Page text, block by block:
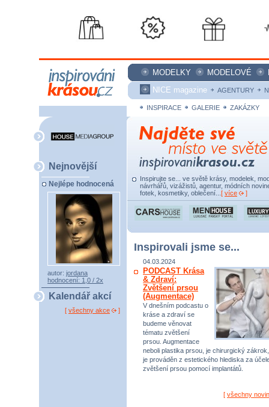
MODELKY MODELOVÉ
NICE magazine
AGENTURY
INSPIRACE GALERIE ZAKÁZKY
Nejnovější
Nejlépe hodnocená
autor: jordana
hodnocení: 1,0 / 2x
Kalendář akcí
[ všechny akce ]
Inspirujte se... ve světě krásy, modelek,
návrhářů, vizážistů, agentur, módních
fotek, kosmetiky, oblečení... [ více ]
Inspirovali jsme se...
04.03.2024
PODCAST Krása
& Zdraví:
Zvětšení prsou
(Augmentace)
V dnešním podcastu o
kráse a zdraví se
budeme věnovat
tématu zvětšení
prsou. Augmentace
neboli plastika prsou, je chirurgický
je prováděn z estetického hlediska za
zvětšení prsou pomocí implantátů.
[ všechny